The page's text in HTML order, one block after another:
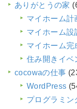
ありがとうの家
マイホーム計
マイホーム設
マイホーム完
住み開きイベ
cocowaの仕事
WordPress
プログラミン